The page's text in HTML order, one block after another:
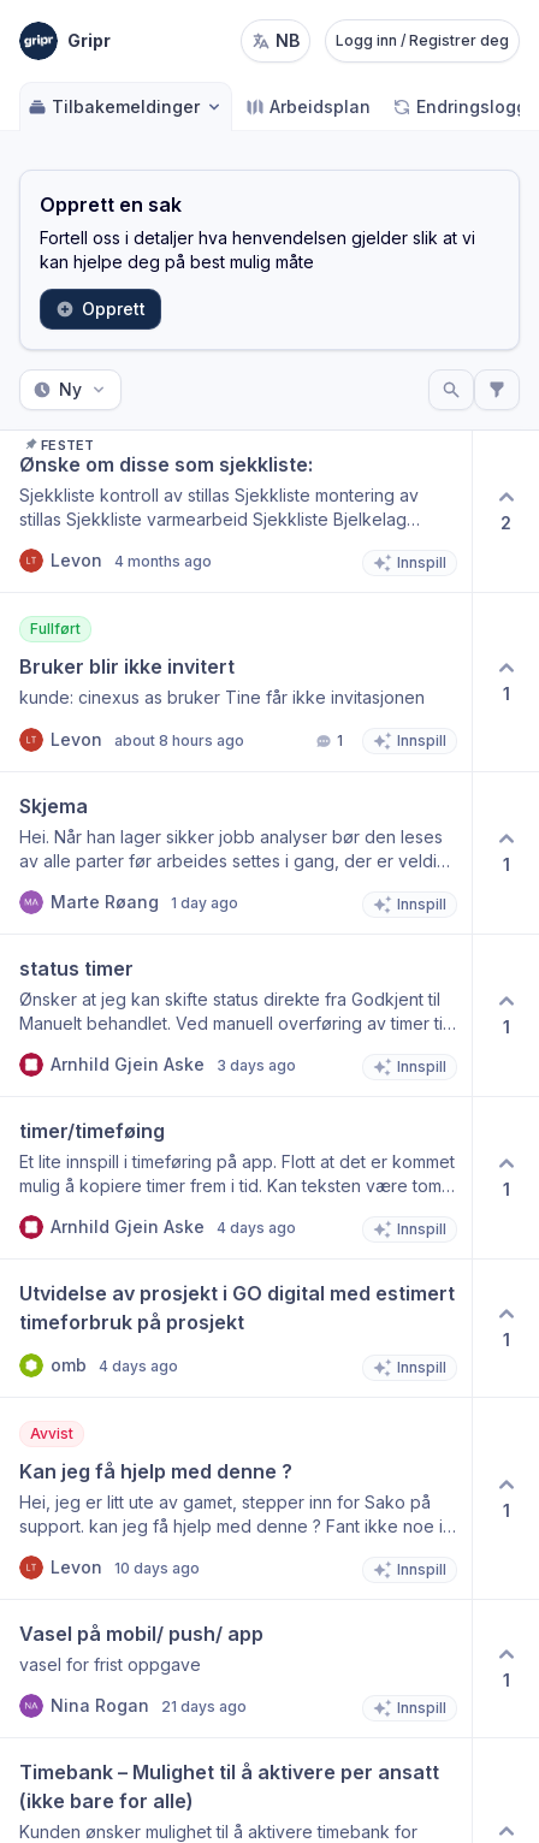
Gripr NB Logg inn / Registrer deg
Tilbakemeldinger Arbeidsplan Endringslogg
Opprett en sak
Fortell oss i detaljer hva henvendelsen gjelder slik at vi
kan hjelpe deg på best mulig måte
Opprett
Ny
FESTET
Ønske om disse som sjekkliste:
Sjekkliste kontroll av stillas Sjekkliste montering av
stillas Sjekkliste varmearbeid Sjekkliste Bjelkelag
Sjekkliste isolering Sjekkliste Lydisolering Sjekkliste
ventilasjon Sjekkliste trapper Sjekkliste innsetting av
vindu Sjekkliste innsetting av innerdører Sjekkliste
innsetting av ytterdør Sjekkliste ferdig utvendig
Sjekkliste innvendig arbeid Sjekkliste registrering
fuktmåling Sjekkliste igjenståande arbeid Sjekkliste
kjølerom/badstove
Levon 4 months ago Innspill
2
Fullført
Bruker blir ikke invitert
kunde: cinexus as bruker Tine får ikke invitasjonen
Levon about 8 hours ago 1 Innspill
1
Skjema
Hei. Når han lager sikker jobb analyser bør den leses
av alle parter før arbeides settes i gang, der er veldig
at vi har et kapittel i SJA som fylles ut etter utført jobb,
en løsning på dette slik at det fungerer bedre i praksis.
Marte Røang 1 day ago Innspill
1
status timer
Ønsker at jeg kan skifte status direkte fra Godkjent til
Manuelt behandlet. Ved manuell overføring av timer til
Arnhild Gjein Aske
3 days ago Innspill
1
timer/timeføing
Et lite innspill i timeføring på app. Flott at det er kommet
mulig å kopiere timer frem i tid. Kan teksten være tom.
kopiert tom 2 aug. En liten, men viktig detalj
Arnhild Gjein Aske 4 days ago Innspill
1
Utvidelse av prosjekt i GO digital med estimert
timeforbruk på prosjekt
omb 4 days ago Innspill
1
Avvist
Kan jeg få hjelp med denne ?
Hei, jeg er litt ute av gamet, stepper inn for Sako på
support. kan jeg få hjelp med denne ? Fant ikke noe i
Levon
10 days ago Innspill
1
Vasel på mobil/ push/ app
vasel for frist oppgave
Nina Rogan
21 days ago Innspill
1
Timebank – Mulighet til å aktivere per ansatt
(ikke bare for alle)
Kunden ønsker mulighet til å aktivere timebank for